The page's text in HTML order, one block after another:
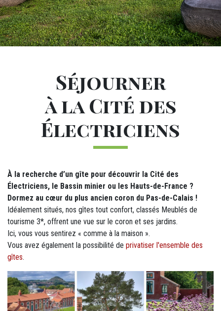
Séjourner
à la Cité des
Électriciens
À la recherche d’un gîte pour découvrir la Cité des
Électriciens, le Bassin minier ou les Hauts-de-France ?
Dormez au cœur du plus ancien coron du Pas-de-Calais !
Idéalement situés, nos gîtes tout confort, classés Meublés de
tourisme 3*, offrent une vue sur le coron et ses jardins.
Ici, vous vous sentirez « comme à la maison ».
Vous avez également la possibilité de privatiser l'ensemble des
gîtes.